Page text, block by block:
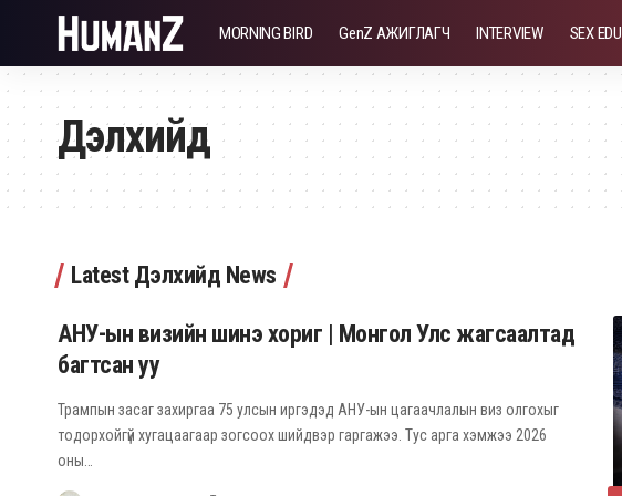
MORNING BIRD GenZ АЖИГЛАГЧ INTERVIEW SEX EDU
Дэлхийд
Latest Дэлхийд News
АНУ-ын визийн шинэ хориг | Монгол Улс жагсаалтад
багтсан уу
Трампын засаг захиргаа 75 улсын иргэдэд АНУ-ын цагаачлалын виз олгохыг
тодорхойгүй хугацаагаар зогсоох шийдвэр гаргажээ. Тус арга хэмжээ 2026
оны…